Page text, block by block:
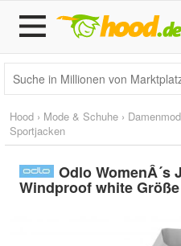
Hood › Mode & Schuhe ›
Sportjacken
Odlo WomenÂ´s
Windproof white